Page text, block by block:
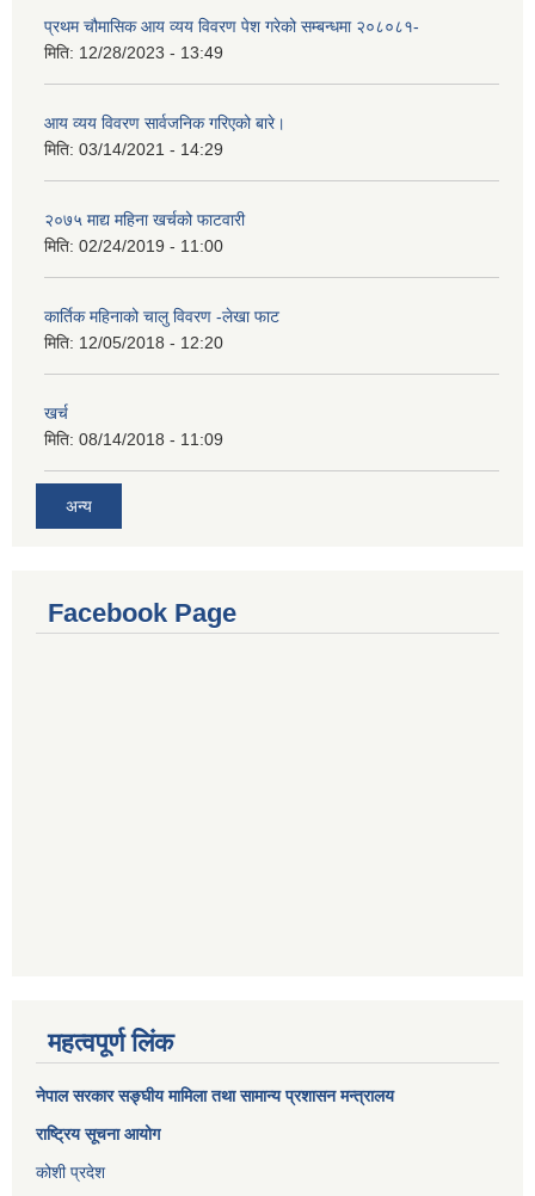
प्रथम चौमासिक आय व्यय विवरण पेश गरेको सम्बन्धमा २०८०८१-
मिति: 12/28/2023 - 13:49
आय व्यय विवरण सार्वजनिक गरिएको बारे।
मिति: 03/14/2021 - 14:29
२०७५ माद्य महिना खर्चको फाटवारी
मिति: 02/24/2019 - 11:00
कार्तिक महिनाको चालु विवरण -लेखा फाट
मिति: 12/05/2018 - 12:20
खर्च
मिति: 08/14/2018 - 11:09
अन्य
Facebook Page
महत्वपूर्ण लिंक
नेपाल सरकारसङ्घीय मामिला तथा सामान्य प्रशासन मन्त्रालय
राष्ट्रिय सूचना आयोग
कोशी प्रदेश